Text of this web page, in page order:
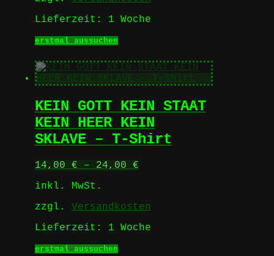
Lieferzeit: 1 Woche
erstmal aussuchenDieses
weist
mehrere
Varianten
Die
Optionen
können
auf
Produktseite
gewählt
KEIN GOTT KEIN STAAT
KEIN HEER KEIN
SKLAVE – T-Shirt
14,00 € – 24,00 €
inkl. MwSt.
zzgl. Versandkosten
Lieferzeit: 1 Woche
erstmal aussuchenDieses